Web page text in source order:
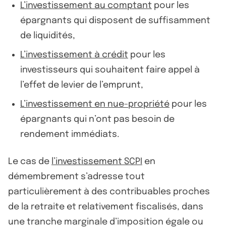
L’investissement au comptant pour les
épargnants qui disposent de suffisamment
de liquidités,
L’investissement à crédit pour les
investisseurs qui souhaitent faire appel à
l’effet de levier de l’emprunt,
L’investissement en nue-propriété pour les
épargnants qui n’ont pas besoin de
rendement immédiats.
Le cas de l’investissement SCPI en
démembrement s’adresse tout
particulièrement à des contribuables proches
de la retraite et relativement fiscalisés, dans
une tranche marginale d’imposition égale ou